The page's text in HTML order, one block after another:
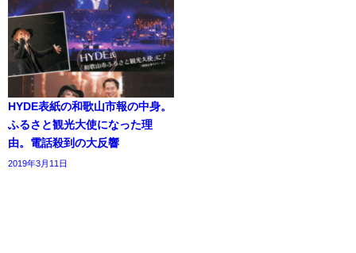
HYDE表紙の和歌山市報の中身。
ふるさと観光大使になった理
由。電話殺到の大反響
2019年3月11日